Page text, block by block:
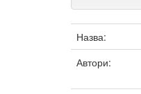
Назва:
Автори: